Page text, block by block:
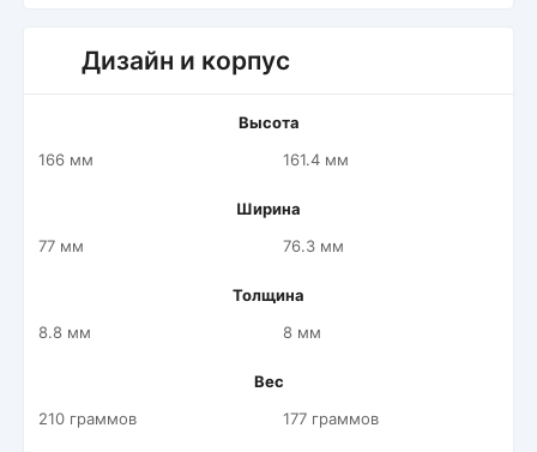
Дизайн и корпус
Высота
166 мм
161.4 мм
Ширина
77 мм
76.3 мм
Толщина
8.8 мм
8 мм
Вес
210 граммов
177 граммов